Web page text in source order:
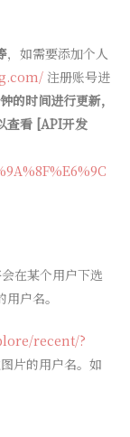
，如需要添加个人
注册账号进
的时间进行更新，
查看 [API开发
在某个用户下选
户名。
recent/?
片的用户名。如